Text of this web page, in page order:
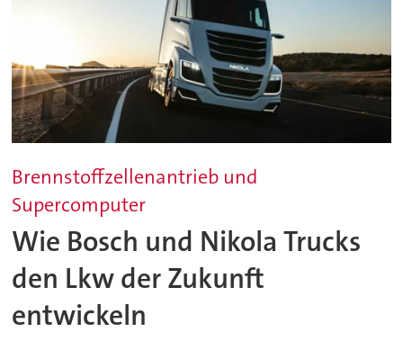
Brennstoffzellenantrieb und
Supercomputer
Wie Bosch und Nikola Trucks
den Lkw der Zukunft
entwickeln